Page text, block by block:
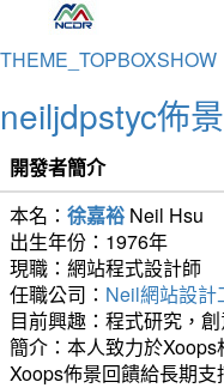
THEME_TOPBOXSHOW
neiljdpstyc佈
開發者簡介
本名： 徐嘉裕 Neil Hsu
出生年份：1976年
現職：網站程式設計師
任職公司： Neil網站設計
目前興趣：程式研究，創
簡介：本人致力於
Xoops佈景回饋給長期